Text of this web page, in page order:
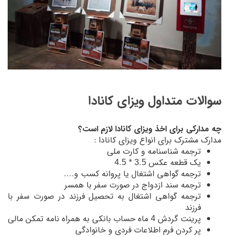
سوالات متداول ویزای کانادا
چه مدارکی برای اخذ ویزای کانادا لازم است؟
مدارک مشترک برای انواع ویزای کانادا :
ترجمه شناسنامه و کارت ملی
یک قطعه عکس 3.5 * 4.5
ترجمه گواهی اشتغال یا پروانه کسب و....
ترجمه سند ازدواج در صورت سفر با همسر
ترجمه گواهی اشتغال به تحصیل فرزند در صورت سفر با
فرزند
پرینت گردش 4 ماه حساب بانکی به همراه نامه تمکن مالی
پر کردن فرم اطلاعات فردی و خانوادگی